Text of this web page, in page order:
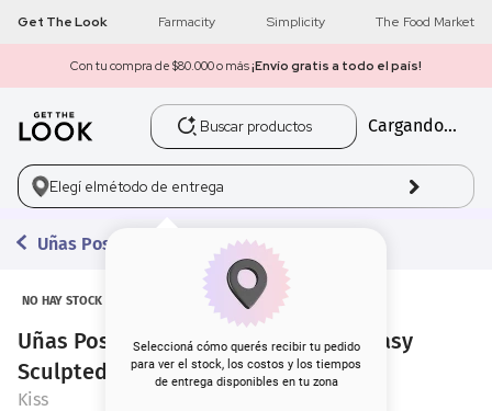
Get The Look Farmacity Simplicity The Food Market
Con tu compra de $80.000 o más¡Envío gratis a todo el país!
Buscar productos
Cargando...
Elegí elmétodo de entrega
Seleccioná cómo querés recibir tu pedido
para ver el stock, los costos y los tiempos
de entrega disponibles en tu zona
Uñas Postizas
NO HAY STOCK
Uñas Postizas Glue On Kiss Gel Fantasy
Sculpted Stuck With You x 28 un
Kiss
1 get the look
2 máscara pestañas
3. loreal
5 corrector